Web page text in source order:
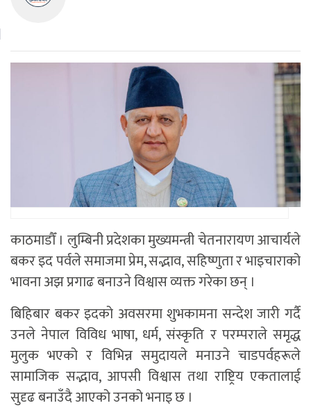
काठमाडौँ । लुम्बिनी प्रदेशका मुख्यमन्त्री चेतनारायण आचार्यले
बकर इद पर्वले समाजमा प्रेम, सद्भाव, सहिष्णुता र भाइचाराको
भावना अझ प्रगाढ बनाउने विश्वास व्यक्त गरेका छन् ।
बिहिबार बकर इदको अवसरमा शुभकामना सन्देश जारी गर्दै
उनले नेपाल विविध भाषा, धर्म, संस्कृति र परम्पराले समृद्ध
मुलुक भएको र विभिन्न समुदायले मनाउने चाडपर्वहरूले
सामाजिक सद्भाव, आपसी विश्वास तथा राष्ट्रिय एकतालाई
सुदृढ बनाउँदै आएको उनको भनाइ छ ।